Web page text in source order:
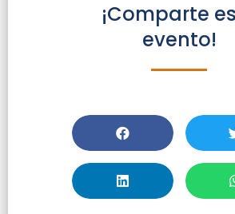
¡Comparte
evento!